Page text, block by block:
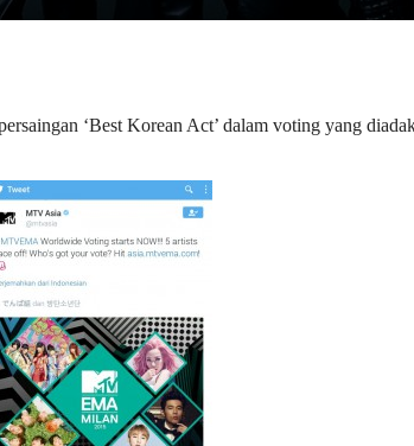
‘Best Korean Act’ dalam voting yang